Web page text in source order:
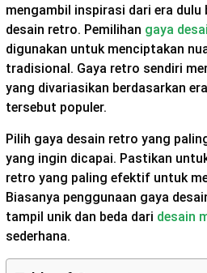
mengambil inspirasi dari era dulu
desain retro. Pemilihan gaya
digunakan untuk menciptakan
tradisional. Gaya retro sendiri
yang divariasikan berdasarkan
tersebut populer.
Pilih gaya desain retro yang
yang ingin dicapai. Pastikan
retro yang paling efektif untuk
Biasanya penggunaan gaya
tampil unik dan beda dari desain
sederhana.